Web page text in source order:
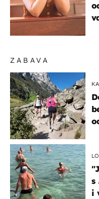
ZABAVA
s
i